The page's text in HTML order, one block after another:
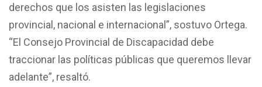
derechos que los asisten las legislaciones
provincial, nacional e internacional”, sostuvo Ortega.
“El Consejo Provincial de Discapacidad debe
traccionar las políticas públicas que queremos llevar
adelante”, resaltó.